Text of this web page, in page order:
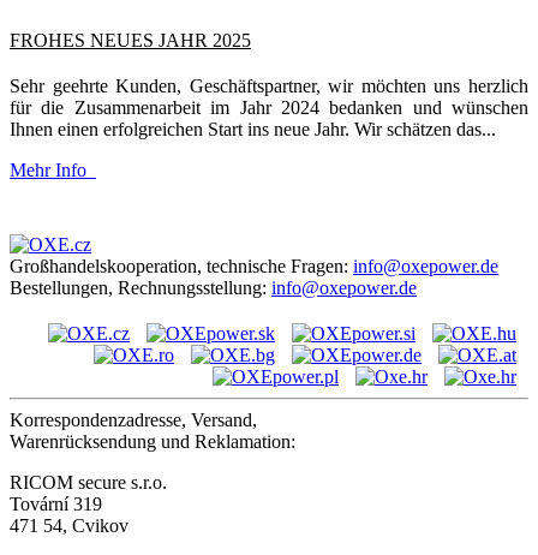
FROHES NEUES JAHR 2025
Sehr geehrte Kunden, Geschäftspartner, wir möchten uns herzlich
für die Zusammenarbeit im Jahr 2024 bedanken und wünschen
Ihnen einen erfolgreichen Start ins neue Jahr. Wir schätzen das...
Mehr Info
Großhandelskooperation, technische Fragen: info@oxepower.de
Bestellungen, Rechnungsstellung: info@oxepower.de
Korrespondenzadresse, Versand,
Warenrücksendung und Reklamation:
RICOM secure s.r.o.
Tovární 319
471 54, Cvikov